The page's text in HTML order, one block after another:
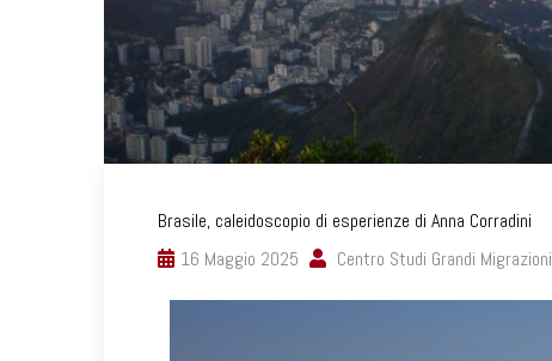
Brasile, caleidoscopio di esperienze di Anna Corradini
16 Maggio 2025
Centro Studi Grandi Migrazioni